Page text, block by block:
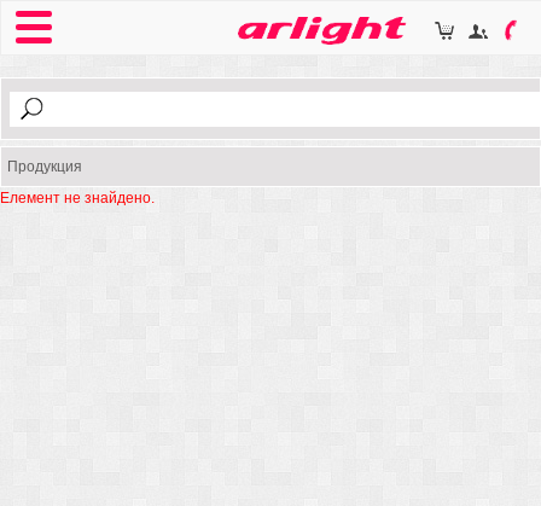
Продукция
Елемент не знайдено.